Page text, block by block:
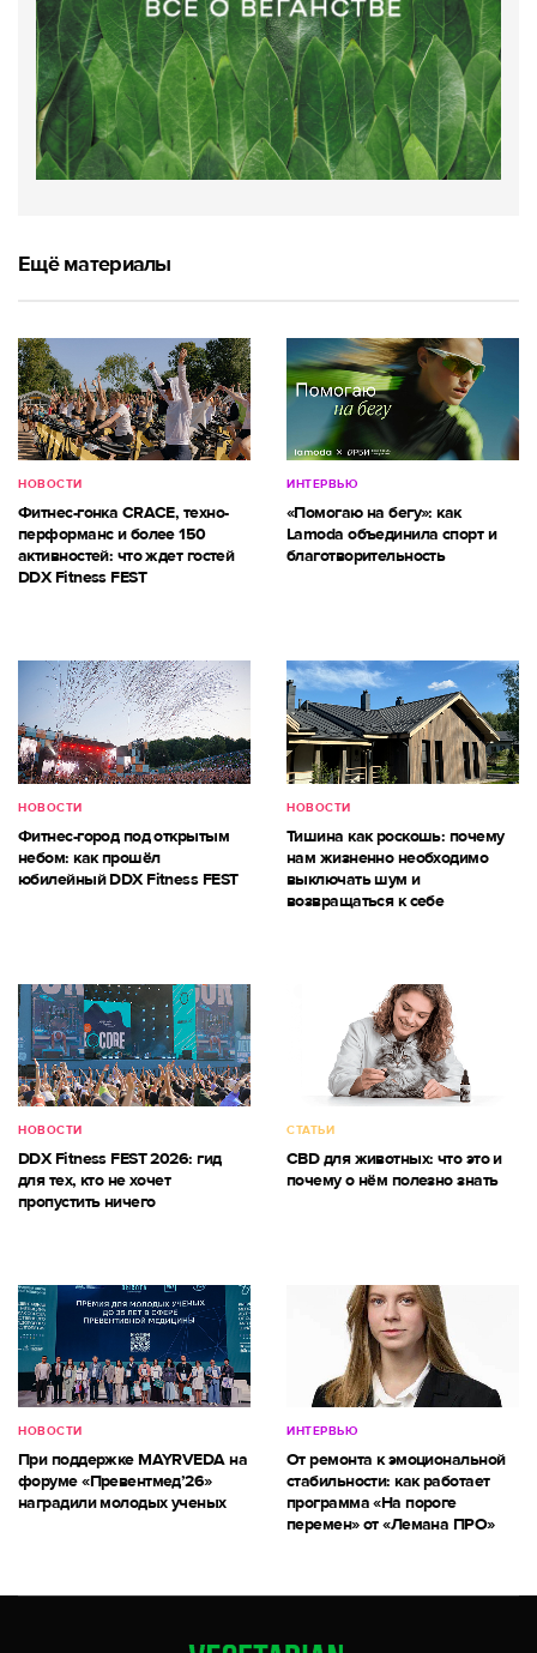
Ещё материалы
НОВОСТИ
Фитнес-гонка CRACE, техно-
перформанс и более 150
активностей: что ждет гостей
DDX Fitness FEST
ИНТЕРВЬЮ
«Помогаю на бегу»: как
Lamoda объединила спорт и
благотворительность
НОВОСТИ
Фитнес-город под открытым
небом: как прошёл
юбилейный DDX Fitness FEST
НОВОСТИ
Тишина как роскошь: почему
нам жизненно необходимо
выключать шум и
возвращаться к себе
НОВОСТИ
DDX Fitness FEST 2026: гид
для тех, кто не хочет
пропустить ничего
СТАТЬИ
CBD для животных: что это и
почему о нём полезно знать
НОВОСТИ
При поддержке MAYRVEDA на
форуме «Превентмед’26»
наградили молодых ученых
ИНТЕРВЬЮ
От ремонта к эмоциональной
стабильности: как работает
программа «На пороге
перемен» от «Лемана ПРО»